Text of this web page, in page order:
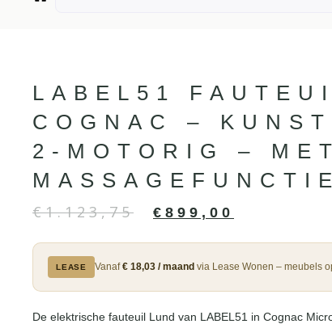
LABEL51
COGNAC –
2-MOTORIG – MET
MASSAGEFUNCTIE
€1.123,75 € 899,00
LEASE Vanaf€ 18,03 / maand via Lease Wonen – meubels
De elektrische fauteuil Lund van LABEL51 in Cognac